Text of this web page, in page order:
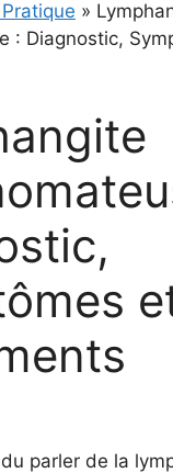
»
: Diagnostic,
parler de la